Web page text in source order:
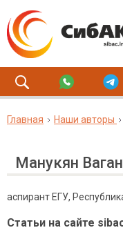
Главная Наши авторы
Манукян
аспирант ЕГУ,
Статьи на сайте